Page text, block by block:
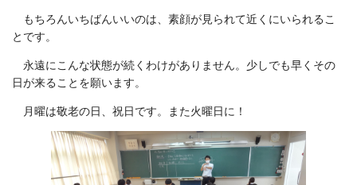
もちろんいちばんいいのは、素顔が見られて近くにいられるこ
とです。
永遠にこんな状態が続くわけがありません。少しでも早くその
日が来ることを願います。
月曜は敬老の日、祝日です。また火曜日に！